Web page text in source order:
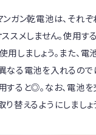
ンガン乾電池は、それ
スメしません。使用
用しましょう。また、
なる電池を入れるので
すると◎。なお、電池
替えるようにしましょ